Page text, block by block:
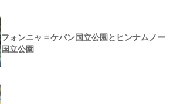
フォンニャ＝ケバン国立公園とヒンナムノー
国立公園